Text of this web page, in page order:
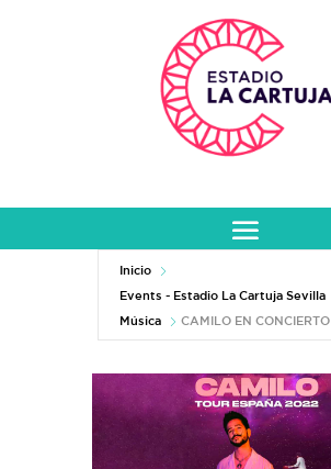
Inicio
Events - Estadio La Cartuja Sevilla
Música
CAMILO EN CONCIERTO